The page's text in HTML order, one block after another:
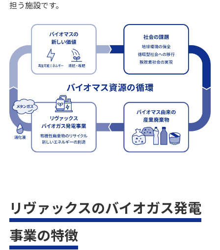
担う施設です。
リヴァックスのバイオガス発電
事業の特徴